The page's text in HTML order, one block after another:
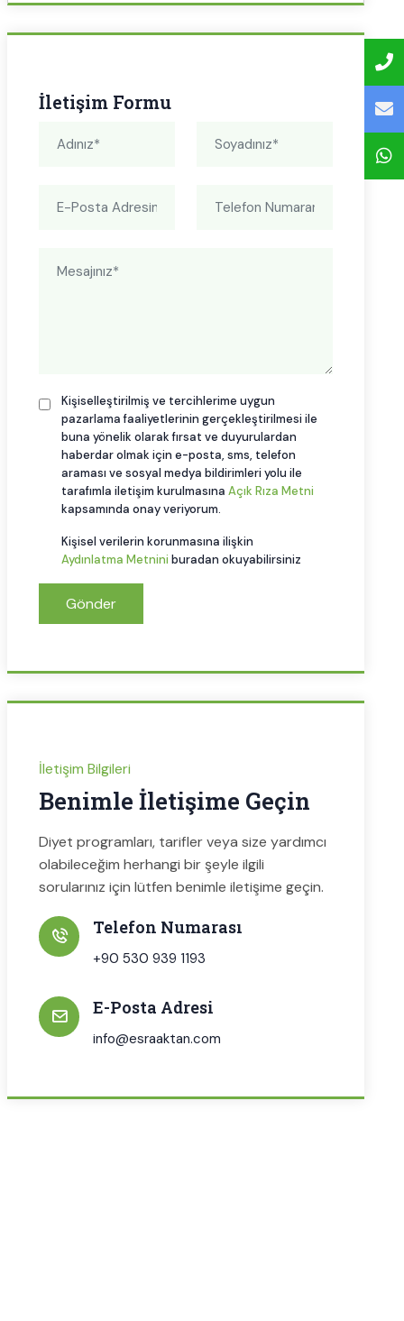
İletişim Formu
Kişiselleştirilmiş ve tercihlerime uygun
pazarlama faaliyetlerinin gerçekleştirilmesi ile
buna yönelik olarak fırsat ve duyurulardan
haberdar olmak için e-posta, sms, telefon
araması ve sosyal medya bildirimleri yolu ile
tarafımla iletişim kurulmasına Açık Rıza Metni
kapsamında onay veriyorum.
Kişisel verilerin korunmasına ilişkin
Aydınlatma Metnini buradan okuyabilirsiniz
Gönder
İletişim Bilgileri
Benimle İletişime Geçin
Diyet programları, tarifler veya size yardımcı
olabileceğim herhangi bir şeyle ilgili
sorularınız için lütfen benimle iletişime geçin.
Telefon Numarası
+90 530 939 1193
E-Posta Adresi
info@esraaktan.com